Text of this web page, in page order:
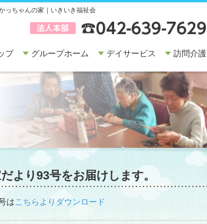
っちゃんの家｜いきいき福祉会
プ グループホーム デイサービス 訪問介護
より93号をお届けします。
はこちらよりダウンロード